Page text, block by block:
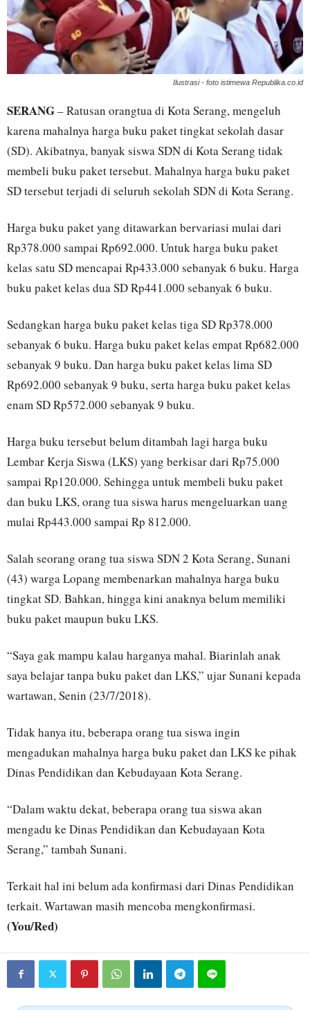
Ilustrasi - foto istimewa Republika.co.id
SERANG– Ratusan orangtua di Kota Serang, mengeluh
karena mahalnya harga buku paket tingkat sekolah dasar
(SD). Akibatnya, banyak siswa SDN di Kota Serang tidak
membeli buku paket tersebut. Mahalnya harga buku paket
SD tersebut terjadi di seluruh sekolah SDN di Kota Serang.
Harga buku paket yang ditawarkan bervariasi mulai dari
Rp378.000 sampai Rp692.000. Untuk harga buku paket
kelas satu SD mencapai Rp433.000 sebanyak 6 buku. Harga
buku paket kelas dua SD Rp441.000 sebanyak 6 buku.
Sedangkan harga buku paket kelas tiga SD Rp378.000
sebanyak 6 buku. Harga buku paket kelas empat Rp682.000
sebanyak 9 buku. Dan harga buku paket kelas lima SD
Rp692.000 sebanyak 9 buku, serta harga buku paket kelas
enam SD Rp572.000 sebanyak 9 buku.
Harga buku tersebut belum ditambah lagi harga buku
Lembar Kerja Siswa (LKS) yang berkisar dari Rp75.000
sampai Rp120.000. Sehingga untuk membeli buku paket
dan buku LKS, orang tua siswa harus mengeluarkan uang
mulai Rp443.000 sampai Rp 812.000.
Salah seorang orang tua siswa SDN 2 Kota Serang, Sunani
(43) warga Lopang membenarkan mahalnya harga buku
tingkat SD. Bahkan, hingga kini anaknya belum memiliki
buku paket maupun buku LKS.
“Saya gak mampu kalau harganya mahal. Biarinlah anak
saya belajar tanpa buku paket dan LKS,” ujar Sunani kepada
wartawan, Senin (23/7/2018).
Tidak hanya itu, beberapa orang tua siswa ingin
mengadukan mahalnya harga buku paket dan LKS ke pihak
Dinas Pendidikan dan Kebudayaan Kota Serang.
“Dalam waktu dekat, beberapa orang tua siswa akan
mengadu ke Dinas Pendidikan dan Kebudayaan Kota
Serang,” tambah Sunani.
Terkait hal ini belum ada konfirmasi dari Dinas Pendidikan
terkait. Wartawan masih mencoba mengkonfirmasi.
(You/Red)